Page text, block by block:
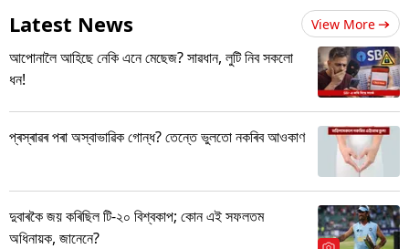
Latest News View More
আপোনালৈ আহিছে নেকি এনে মেছেজ? সাৱধান, লুটি নিব সকলো
ধন!
প্ৰস্ৰাৱৰ পৰা অস্বাভাৱিক গোন্ধ? তেন্তে ভুলতো নকৰিব আওকাণ
দুবাৰকৈ জয় কৰিছিল টি-২০ বিশ্বকাপ; কোন এই সফলতম
অধিনায়ক, জানেনে?